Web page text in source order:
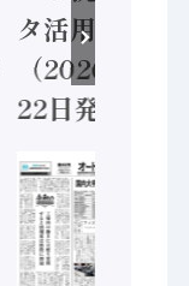
タ活用 など
（2026年7月
22日発行）